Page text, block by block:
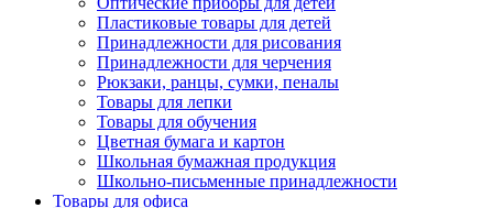
Пластиковые товары для детей
Принадлежности для рисования
Принадлежности для черчения
Рюкзаки, ранцы, сумки, пеналы
Товары для лепки
Товары для обучения
Цветная бумага и картон
Школьная бумажная продукция
Школьно-письменные принадлежности
Товары для офиса